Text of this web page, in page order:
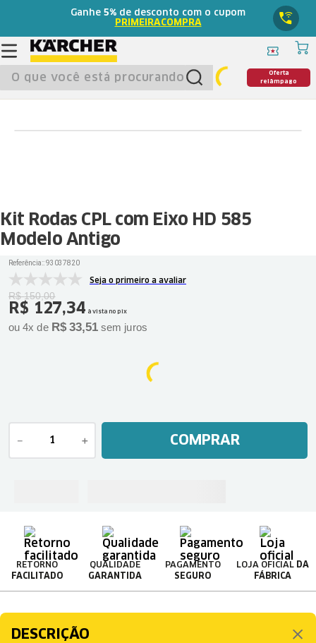
Ganhe 5% de desconto com o cupom
PRIMEIRACOMPRA
O que você está procurando?
Oferta
relâmpago
Kit Rodas CPL com Eixo HD 585
Modelo Antigo
Referência::93037820
Seja o primeiro a avaliar
R$ 150,00
R$ 127,34 à vista no pix
ou4x de R$ 33,51 sem juros
＋
－ COMPRAR
RETORNO
FACILITADO
QUALIDADE
GARANTIDA
PAGAMENTO
SEGURO
LOJA OFICIAL DA
FÁBRICA
DESCRIÇÃO